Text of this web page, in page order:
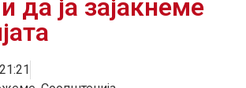
да ја зајакнеме
21:21